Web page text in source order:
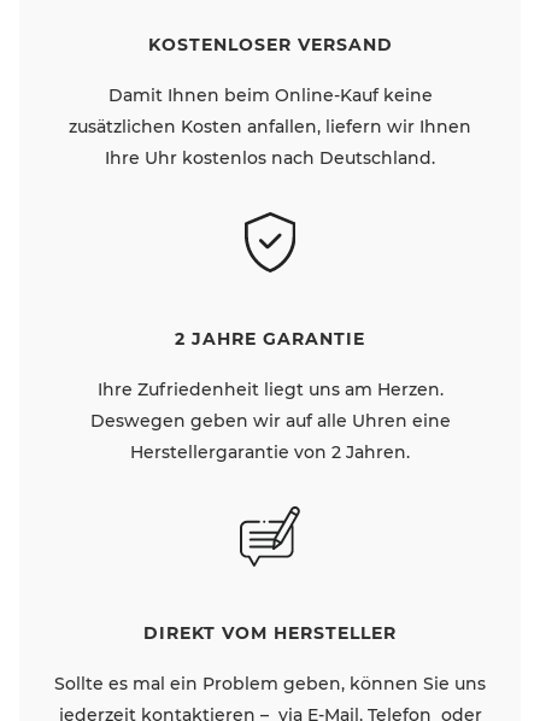
KOSTENLOSER VERSAND
Damit Ihnen beim Online-Kauf keine
zusätzlichen Kosten anfallen, liefern wir Ihnen
Ihre Uhr kostenlos nach Deutschland.
2 JAHRE GARANTIE
Ihre Zufriedenheit liegt uns am Herzen.
Deswegen geben wir auf alle Uhren eine
Herstellergarantie von 2 Jahren.
DIREKT VOM HERSTELLER
Sollte es mal ein Problem geben, können Sie uns
jederzeit kontaktieren – via E-Mail, Telefon oder